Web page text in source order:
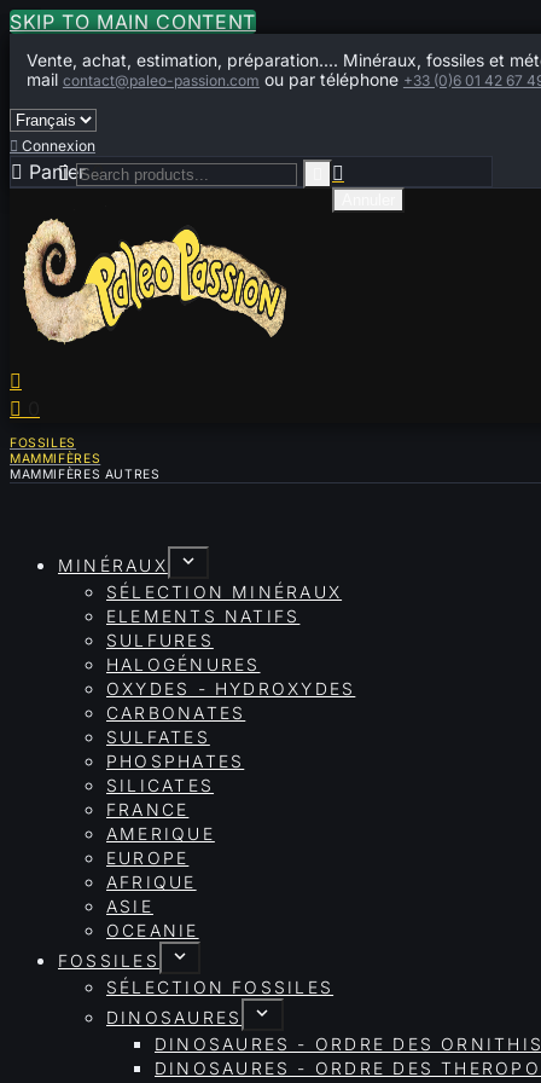
SKIP TO MAIN CONTENT
Vente, achat, estimation, préparation.... Minéraux, fossiles et
mail contact@paleo-passion.com ou par téléphone +33 (0)6 01 42 67
 Connexion
 Panier 0


 
FOSSILES
MAMMIFÈRES
MAMMIFÈRES AUTRES
MINÉRAUX
SÉLECTION MINÉRAUX
ELEMENTS NATIFS
SULFURES
HALOGÉNURES
OXYDES - HYDROXYDES
CARBONATES
SULFATES
PHOSPHATES
SILICATES
FRANCE
AMERIQUE
EUROPE
AFRIQUE
ASIE
OCEANIE
FOSSILES
SÉLECTION FOSSILES
DINOSAURES
DINOSAURES - ORDRE DES
DINOSAURES - ORDRE DES